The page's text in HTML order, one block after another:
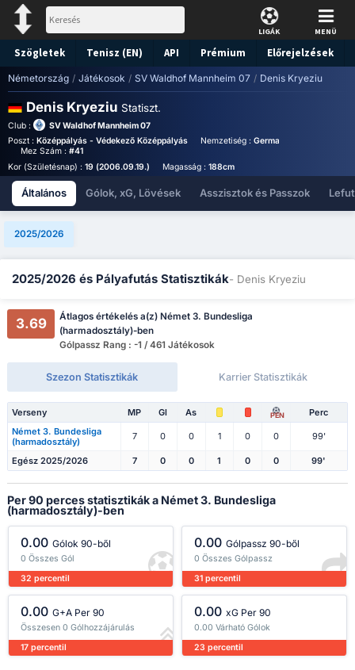
LIGÁK MENÜ
Szögletek Tenisz (EN) API Prémium Előrejelzések
Németország / Játékosok / SV Waldhof Mannheim 07 / Denis Kryeziu
Denis Kryeziu Statiszt.
Club :
SV Waldhof Mannheim 07
Poszt : Középpályás - Védekező Középpályás Nemzetiség : Germany
Mez Szám : #41
Kor (Születésnap) : 19 (2006.09.19.) Magasság : 188cm
Általános Gólok, xG, Lövések Asszisztok és Passzok
2025/2026
2025/2026 és Pályafutás Statisztikák- Denis Kryeziu
3.69
Átlagos értékelés a(z) Német 3. Bundesliga
(harmadosztály)-ben
Gólpassz Rang : -1 / 461 Játékosok
Szezon Statisztikák Karrier Statisztikák
Verseny MP Gl As PEN
Perc
Német 3. Bundesliga
(harmadosztály)
7 0 0 1 0 0 99'
Egész 2025/2026 7 0 0 1 0 0 99'
Per 90 perces statisztikák a Német 3. Bundesliga
(harmadosztály)-ben
0.00 Gólok 90-ből
0 Összes Gól
32 percentil
0.00 Gólpassz 90-ből
0 Összes Gólpassz
31 percentil
0.00 G+A Per 90
Összesen 0 Gólhozzájárulás
17 percentil
0.00 xG Per 90
0.00 Várható Gólok
23 percentil